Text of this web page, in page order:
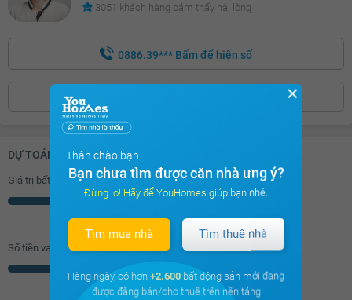
3051 khách hàng cảm thấy hài lòng
0886.39*** Bấm để hiện số
DỰ TOÁN KHOẢN VAY (ĐƠN VỊ: VNĐ)
Giá trị bất động sản
Số tiền vay ( 70%/GTNĐ)
Triệu
✕
Thân chào bạn
Bạn chưa tìm được căn nhà ưng ý?
Đừng lo! Hãy để YouHomes giúp bạn nhé.
Tìm mua nhà Tìm thuê nhà
Hàng ngày, có hơn +2.600 bất động sản mới đang
được đăng bán/cho thuê trên nền tảng